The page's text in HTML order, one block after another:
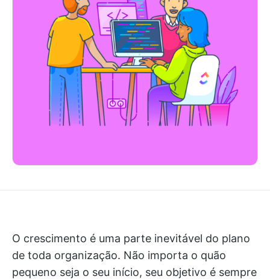
O crescimento é uma parte inevitável do plano
de toda organização. Não importa o quão
pequeno seja o seu início, seu objetivo é sempre